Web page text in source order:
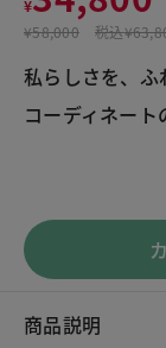
¥
¥58,000 税込
私らしさを、ふ
コーディネー
商品説明